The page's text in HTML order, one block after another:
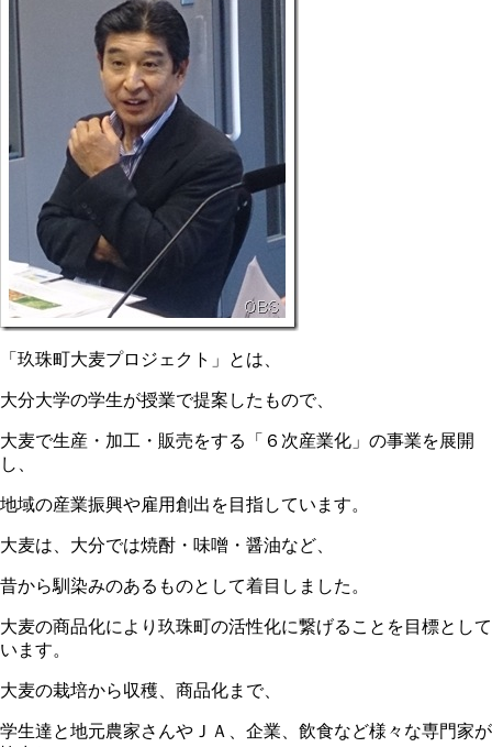
「玖珠町大麦プロジェクト」とは、
大分大学の学生が授業で提案したもので、
大麦で生産・加工・販売をする「６次産業化」の事業を展開
し、
地域の産業振興や雇用創出を目指しています。
大麦は、大分では焼酎・味噌・醤油など、
昔から馴染みのあるものとして着目しました。
大麦の商品化により玖珠町の活性化に繋げることを目標として
います。
大麦の栽培から収穫、商品化まで、
学生達と地元農家さんやＪＡ、企業、飲食など様々な専門家が